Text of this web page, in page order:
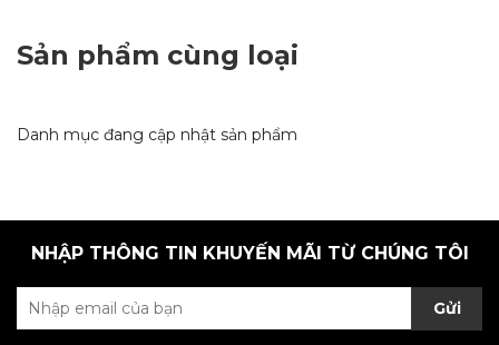
Sản phẩm cùng loại
Danh mục đang cập nhật sản phẩm
NHẬP THÔNG TIN KHUYẾN MÃI TỪ CHÚNG TÔI
Gửi